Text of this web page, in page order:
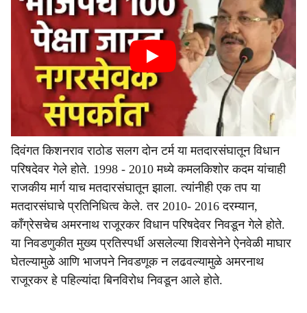
दिवंगत किशनराव राठोड सलग दोन टर्म या मतदारसंघातून विधान
परिषदेवर गेले होते. 1998 - 2010 मध्ये कमलकिशोर कदम यांचाही
राजकीय मार्ग याच मतदारसंघातून झाला. त्यांनीही एक तप या
मतदारसंघाचे प्रतिनिधित्व केले. तर 2010- 2016 दरम्यान,
काँग्रेसचेच अमरनाथ राजूरकर विधान परिषदेवर निवडून गेले होते.
या निवडणुकीत मुख्य प्रतिस्पर्धी असलेल्या शिवसेनेने ऐनवेळी माघार
घेतल्यामुळे आणि भाजपने निवडणूक न लढवल्यामुळे अमरनाथ
राजूरकर हे पहिल्यांदा बिनविरोध निवडून आले होते.